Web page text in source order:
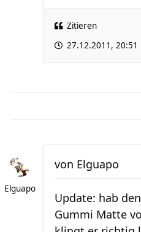
Zitieren
27.12.2011, 20:51
Elguapo
von Elguapo
Update: hab
Gummi Matte